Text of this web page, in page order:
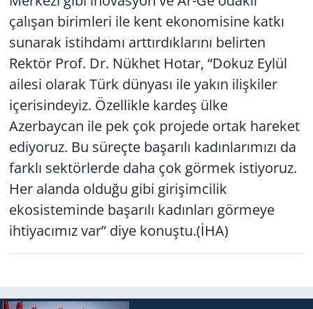
çalışan birimleri ile kent ekonomisine katkı
sunarak istihdamı arttırdıklarını belirten
Rektör Prof. Dr. Nükhet Hotar, “Dokuz Eylül
ailesi olarak Türk dünyası ile yakın ilişkiler
içerisindeyiz. Özellikle kardeş ülke
Azerbaycan ile pek çok projede ortak hareket
ediyoruz. Bu süreçte başarılı kadınlarımızı da
farklı sektörlerde daha çok görmek istiyoruz.
Her alanda olduğu gibi girişimcilik
ekosisteminde başarılı kadınları görmeye
ihtiyacımız var” diye konuştu.(İHA)